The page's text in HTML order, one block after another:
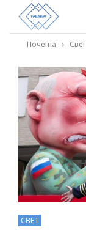
Почетна Свет
СВЕТ